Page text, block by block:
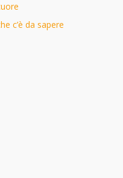
c’è da sapere